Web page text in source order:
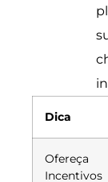
Dica
Ofereça
Incentivos